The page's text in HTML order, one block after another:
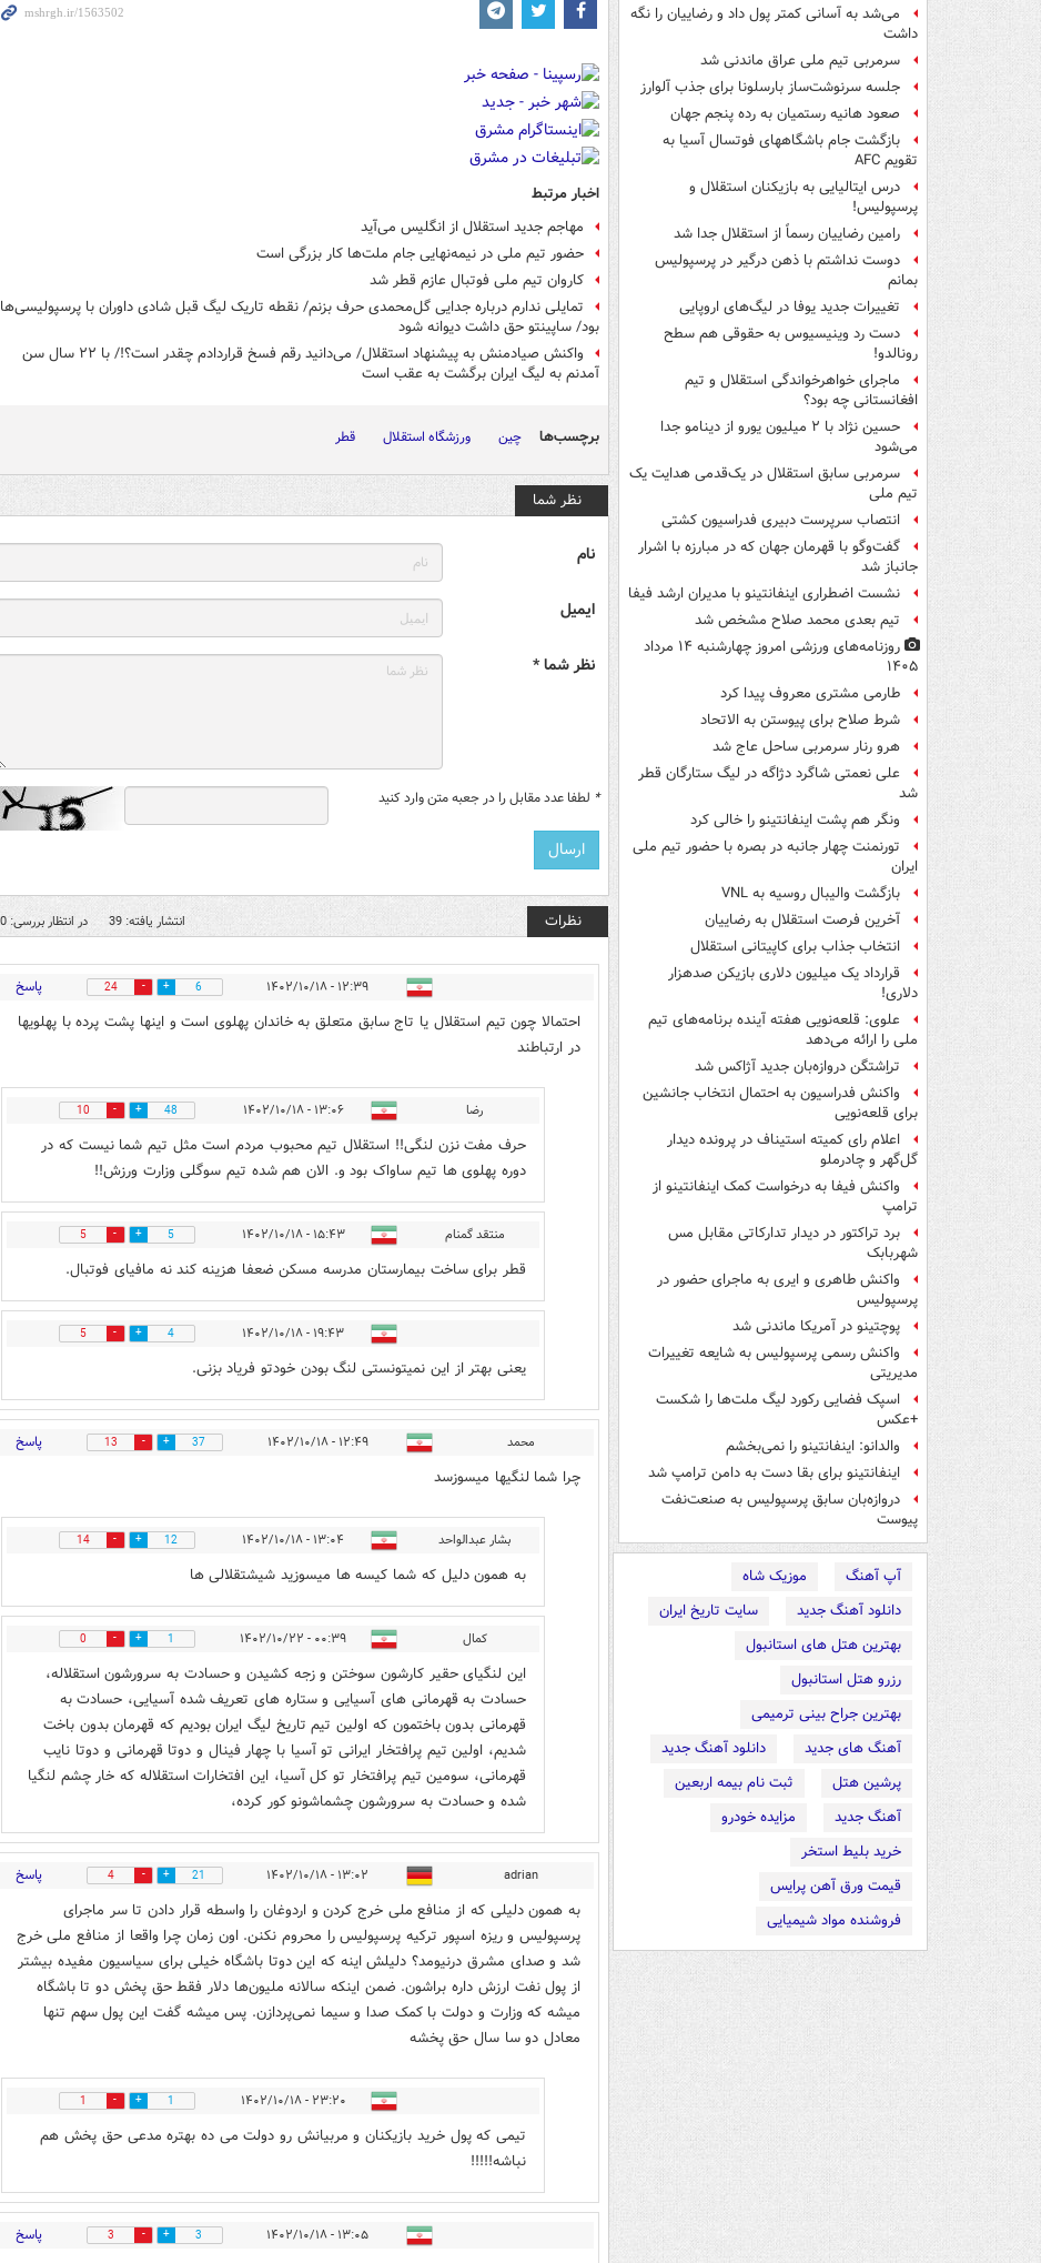
می‌شد به آسانی کمتر پول داد و رضاییان را نگه
داشت
سرمربی تیم ملی عراق ماندنی شد
جلسه سرنوشت‌ساز بارسلونا برای جذب آلوارز
صعود هانیه رستمیان به رده پنجم جهان
بازگشت جام باشگاههای فوتسال آسیا به
تقویم AFC
درس ایتالیایی‌ به بازیکنان استقلال و
پرسپولیس!
رامین رضاییان رسماً از استقلال جدا شد
دوست نداشتم با ذهن درگیر در پرسپولیس
بمانم
تغییرات جدید یوفا در لیگ‌های اروپایی
دست رد وینیسیوس به حقوقی هم سطح
رونالدو!
ماجرای خواهرخواندگی استقلال و تیم
افغانستانی چه بود؟
حسین نژاد با ۲ میلیون یورو از دینامو جدا
می‌شود
سرمربی سابق استقلال در یک‌قدمی هدایت یک
تیم ملی
انتصاب سرپرست دبیری فدراسیون کشتی
گفت‌وگو با قهرمان جهان که در مبارزه با اشرار
جانباز شد
نشست اضطراری اینفانتینو با مدیران ارشد فیفا
تیم بعدی محمد صلاح مشخص شد
روزنامه‌های ورزشی امروز چهارشنبه ۱۴ مرداد
۱۴۰۵
طارمی مشتری معروف پیدا کرد
شرط صلاح برای پیوستن به الاتحاد
هرو رنار سرمربی ساحل عاج شد
علی نعمتی شاگرد دژاگه در لیگ ستارگان قطر
شد
ونگر هم پشت اینفانتینو را خالی کرد
تورنمنت چهار جانبه در بصره با حضور تیم ملی
ایران
بازگشت والیبال روسیه به VNL
آخرین فرصت استقلال به رضاییان
انتخاب جذاب برای کاپیتانی استقلال
قرارداد یک میلیون دلاری بازیکن صدهزار
دلاری!
علوی: قلعه‌نویی هفته آینده برنامه‌های تیم
ملی را ارائه می‌دهد
تراِشتگن دروازه‌بان جدید آژاکس شد
واکنش فدراسیون به احتمال انتخاب جانشین
برای قلعه‌نویی
اعلام رای کمیته استیناف در پرونده دیدار
گل‌گهر و چادرملو
واکنش فیفا به درخواست کمک اینفانتینو از
ترامپ
برد تراکتور در دیدار تدارکاتی مقابل مس
شهربابک
واکنش طاهری و ایری به ماجرای حضور در
پرسپولیس
پوچتینو در آمریکا ماندنی شد
واکنش رسمی پرسپولیس به شایعه تغییرات
مدیریتی
اسپک فضایی رکورد لیگ ملت‌ها را شکست
+عکس
والدانو: اینفانتینو را نمی‌بخشم
اینفانتینو برای بقا دست به دامن ترامپ شد
دروازه‌بان سابق پرسپولیس به صنعت‌نفت
پیوست
آپ آهنگ
موزیک شاه
دانلود آهنگ جدید
سایت تاریخ ایران
بهترین هتل های استانبول
رزرو هتل استانبول
بهترین جراح بینی ترمیمی
آهنگ های جدید
دانلود آهنگ جدید
پرشین هتل
ثبت نام بیمه اربعین
آهنگ جدید
مزایده خودرو
خرید بلیط استخر
قیمت ورق آهن پرایس
فروشنده مواد شیمیایی
اخبار مرتبط
مهاجم جدید استقلال از انگلیس می‌آید
حضور تیم ملی در نیمه‌نهایی جام ملت‌ها کار بزرگی است
کاروان تیم ملی فوتبال عازم قطر شد
تمایلی ندارم درباره جدایی گل‌محمدی حرف بزنم/ نقطه تاریک لیگ قبل شادی داوران با پرسپولیسی‌ها
بود/ ساپینتو حق داشت دیوانه شود
واکنش صیادمنش به پیشنهاد استقلال/ می‌دانید رقم فسخ قراردادم چقدر است؟!/ با ۲۲ سال سن
آمدنم به لیگ ایران برگشت به عقب است
برچسب‌ها چین ورزشگاه استقلال قطر
نظر شما
نام
ایمیل
نظر شما *
* لطفا عدد مقابل را در جعبه متن وارد کنید
نظرات انتشار یافته: 39 در انتظار بررسی: 0
۱۲:۳۹ - ۱۴۰۲/۱۰/۱۸ 6
24 پاسخ
احتمالا چون تیم استقلال یا تاج سابق متعلق به خاندان پهلوی است و اینها پشت پرده با پهلویها
در ارتباطند
رضا ۱۳:۰۶ - ۱۴۰۲/۱۰/۱۸ 48
10
حرف مفت نزن لنگی!! استقلال تیم محبوب مردم است مثل تیم شما نیست که در
دوره پهلوی ها تیم ساواک بود و. الان هم شده تیم سوگلی وزارت ورزش!!
منتقد گمنام ۱۵:۴۳ - ۱۴۰۲/۱۰/۱۸ 5
5
قطر برای ساخت بیمارستان مدرسه مسکن ضعفا هزینه کند نه مافیای فوتبال.
۱۹:۴۳ - ۱۴۰۲/۱۰/۱۸ 4
5
یعنی بهتر از این نمیتونستی لنگ بودن خودتو فریاد بزنی.
محمد ۱۲:۴۹ - ۱۴۰۲/۱۰/۱۸ 37
13 پاسخ
چرا شما لنگیها میسوزسد
بشار عبدالواحد ۱۳:۰۴ - ۱۴۰۲/۱۰/۱۸ 12
14
به همون دلیل که شما کیسه ها میسوزید شیشتقلالی ها
کمال ۰۰:۳۹ - ۱۴۰۲/۱۰/۲۲ 1
0
این لنگیای حقیر کارشون سوختن و زجه کشیدن و حسادت به سرورشون استقلاله،
حسادت به قهرمانی های آسیایی و ستاره های تعریف شده آسیایی، حسادت به
قهرمانی بدون باختمون که اولین تیم تاریخ لیگ ایران بودیم که قهرمان بدون باخت
شدیم، اولین تیم پرافتخار ایرانی تو آسیا با چهار فینال و دوتا قهرمانی و دوتا نایب
قهرمانی، سومین تیم پرافتخار تو کل آسیا، این افتخارات استقلاله که خار چشم لنگیا
شده و حسادت به سرورشون چشماشونو کور کرده،
adrian ۱۳:۰۲ - ۱۴۰۲/۱۰/۱۸ 21
4 پاسخ
به همون دلیلی که از منافع ملی خرج کردن و اردوغان را واسطه قرار دادن تا سر ماجرای
پرسپولیس و ریزه اسپور ترکیه پرسپولیس را محروم نکنن. اون زمان چرا واقعا از منافع ملی خرج
شد و صدای مشرق درنیومد؟ دلیلش اینه که این دوتا باشگاه خیلی برای سیاسیون مفیده بیشتر
از پول نفت ارزش داره براشون. ضمن اینکه سالانه ملیون‌ها دلار فقط حق پخش دو تا باشگاه
میشه که وزارت و دولت با کمک صدا و سیما نمی‌پردازن. پس میشه گفت این پول سهم تنها
معادل دو سا سال حق پخشه
۲۳:۲۰ - ۱۴۰۲/۱۰/۱۸ 1
1
تیمی که پول خرید بازیکنان و مربیانش رو دولت می ده بهتره مدعی حق پخش هم
نباشه!!!!!
۱۳:۰۵ - ۱۴۰۲/۱۰/۱۸ 3
3 پاسخ